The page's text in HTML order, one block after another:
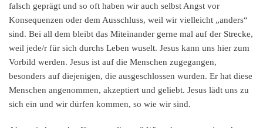
falsch geprägt und so oft haben wir auch selbst Angst vor
Konsequenzen oder dem Ausschluss, weil wir vielleicht „anders“
sind. Bei all dem bleibt das Miteinander gerne mal auf der Strecke,
weil jede/r für sich durchs Leben wuselt. Jesus kann uns hier zum
Vorbild werden. Jesus ist auf die Menschen zugegangen,
besonders auf diejenigen, die ausgeschlossen wurden. Er hat diese
Menschen angenommen, akzeptiert und geliebt. Jesus lädt uns zu
sich ein und wir dürfen kommen, so wie wir sind.